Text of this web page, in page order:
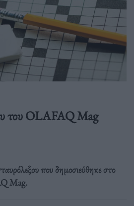
του OLAFAQ Mag
που δημοσιεύθηκε στο
Mag.